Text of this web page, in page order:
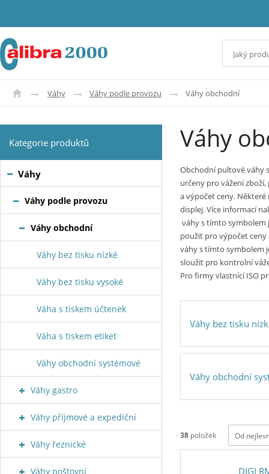
Váhy Váhy podle provozu Váhy obchodní
Váhy
Obchodní pultové váhy
určeny pro vážení
a výpočet ceny.
displej. Více informací
váhy s tímto symbolem
použit pro výpočet ceny
váhy s tímto symbolem
sloužit pro kontrolní
Pro firmy vlastnící ISO
Váhy bez tisku
Váhy obchodní
38 položek Od
DIGI
Kategorie produktů
Váhy
Váhy podle provozu
Váhy obchodní
Váhy bez tisku nízké
Váhy bez tisku vysoké
Váha s tiskem účtenek
Váha s tiskem etiket
Váhy obchodní systémové
Váhy gastro
Váhy příjmové a expediční
Váhy řeznické
Váhy poštovní